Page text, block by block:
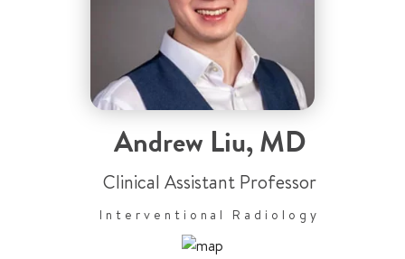
Andrew Liu,MD
Clinical Assistant Professor
Interventional Radiology